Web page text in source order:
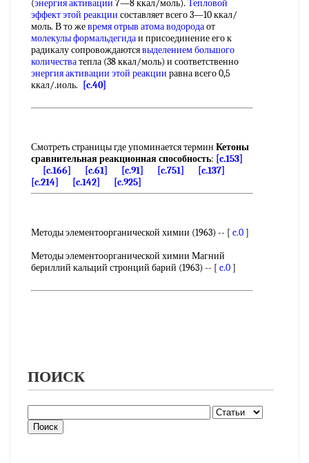
(энергия активации 7—8 ккал/моль). Тепловой
эффектэтой реакции составляет всего 3—10 ккал/
моль. В то жевремя отрыв атома водородаот
молекулы формальдегидаи присоединение его к
радикалу сопровождаютсявыделением большого
количестватепла (38 ккал/моль) и соответственно
энергия активации этой реакции равна всего 0,5
ккал/.иоль.
[c.40]
Смотреть страницы где упоминается термин Кетоны
сравнительная реакционная способность: [c.153]
[c.166]
[c.61] [c.91] [c.751]
[c.137]
[c.214]
[c.142] [c.925]
Методы элементоорганической химии (1963) -- [ c.0]
Методы элементоорганической химии Магний
бериллий кальций стронций барий (1963) -- [ c.0]
ПОИСК